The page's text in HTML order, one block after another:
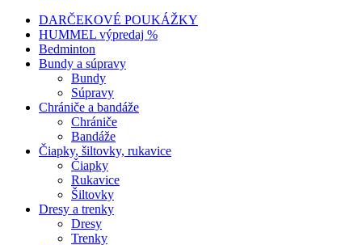
DARČEKOVÉ POUKÁŽKY
HUMMEL výpredaj %
Bedminton
Bundy a súpravy
Bundy
Súpravy
Chrániče a bandáže
Chrániče
Bandáže
Čiapky, šiltovky, rukavice
Čiapky
Rukavice
Šiltovky
Dresy a trenky
Dresy
Trenky